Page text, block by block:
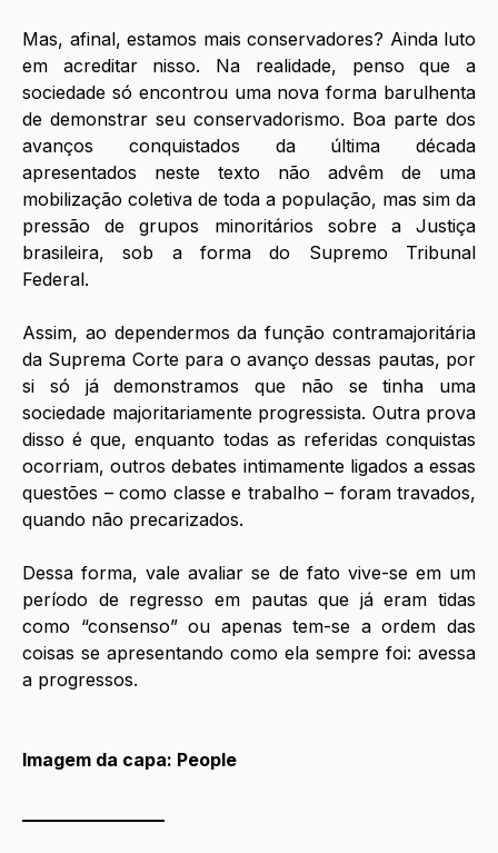
Mas, afinal, estamos mais conservadores? Ainda luto
em acreditar nisso. Na realidade, penso que a
sociedade só encontrou uma nova forma barulhenta
de demonstrar seu conservadorismo. Boa parte dos
avanços conquistados da última década
apresentados neste texto não advêm de uma
mobilização coletiva de toda a população, mas sim da
pressão de grupos minoritários sobre a Justiça
brasileira, sob a forma do Supremo Tribunal
Federal.
Assim, ao dependermos da função contramajoritária
da Suprema Corte para o avanço dessas pautas, por
si só já demonstramos que não se tinha uma
sociedade majoritariamente progressista. Outra prova
disso é que, enquanto todas as referidas conquistas
ocorriam, outros debates intimamente ligados a essas
questões – como classe e trabalho – foram travados,
quando não precarizados.
Dessa forma, vale avaliar se de fato vive-se em um
período de regresso em pautas que já eram tidas
como “consenso” ou apenas tem-se a ordem das
coisas se apresentando como ela sempre foi: avessa
a progressos.
Imagem da capa: People